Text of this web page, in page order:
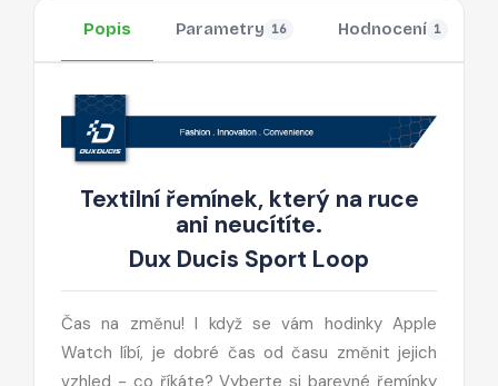
Popis Parametry 16 Hodnocení 1
Textilní řemínek, který na ruce
ani neucítíte.
Dux Ducis Sport Loop
Čas na změnu! I když se vám hodinky Apple
Watch líbí, je dobré čas od času změnit jejich